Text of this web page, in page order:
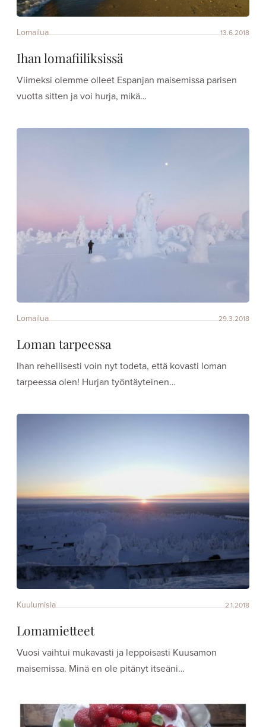
Lomailua 13.6.2018
Ihan lomafiiliksissä
Viimeksi olemme olleet Espanjan maisemissa parisen
vuotta sitten ja voi hurja, mikä…
Lomailua 29.3.2018
Loman tarpeessa
Ihan rehellisesti voin nyt todeta, että kovasti loman
tarpeessa olen! Hurjan työntäyteinen…
Kuulumisia 2.1.2018
Lomamietteet
Vuosi vaihtui mukavasti ja leppoisasti Kuusamon
maisemissa. Minä en ole pitänyt itseäni…